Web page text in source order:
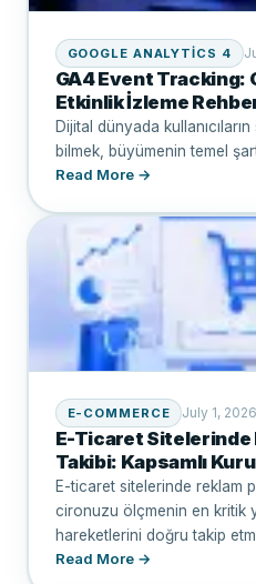
GOOGLE ANALYTICS 4
GA4 Event Tracking:
Etkinlik İzleme
Dijital dünyada kullanıcıların
bilmek, büyümenin temel
Read More →
E-COMMERCE July 1, 2026
E-Ticaret Sitelerinde
Takibi: Kapsamlı
E-ticaret sitelerinde reklam
cironuzu ölçmenin en kritik
hareketlerini doğru takip
Read More →